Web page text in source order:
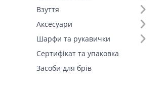
Взуття
Аксесуари
Шарфи та рукавички
Сертифікат та упаковка
Засоби для брів
Окуляри (166)
Головні убори (129)
Сумки (51)
Шарфи (24)
Косметичні аксесуари (19)